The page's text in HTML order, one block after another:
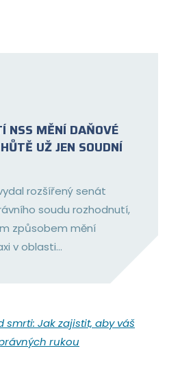
NSS MĚNÍ DAŇOVÉ
UŽ JEN SOUDNÍ
rozšířený senát
soudu rozhodnutí,
způsobem mění
v oblasti...